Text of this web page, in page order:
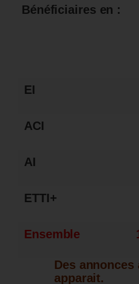
Bénéficiaires en :
EI
ACI
AI
ETTI+
Ensemble
Des
apparait.